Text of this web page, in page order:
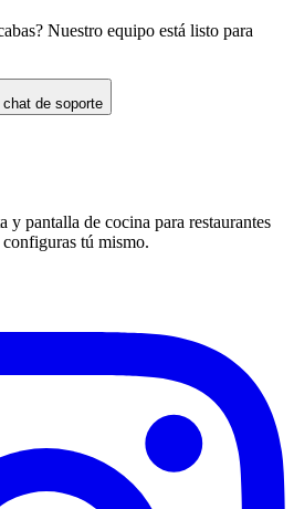
Nuestro equipo está listo para
chat de soporte
pantalla de cocina para restaurantes
tú mismo.